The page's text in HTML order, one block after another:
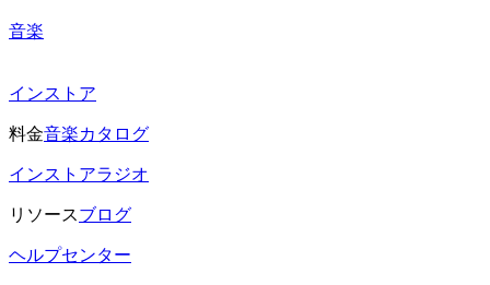
音楽
インストア
料金音楽カタログ
インストアラジオ
リソースブログ
ヘルプセンター